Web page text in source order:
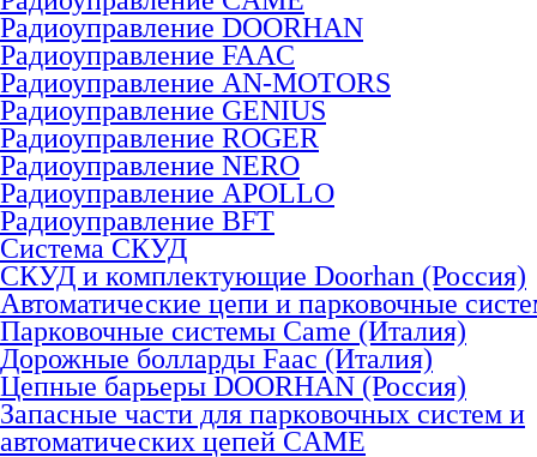
Радиоуправление DOORHAN
Радиоуправление FAAC
Радиоуправление AN-MOTORS
Радиоуправление GENIUS
Радиоуправление ROGER
Радиоуправление NERO
Радиоуправление APOLLO
Радиоуправление BFT
Система СКУД
СКУД и комплектующие Doorhan (Россия)
Автоматические цепи и парковочные
Парковочные системы Came (Италия)
Дорожные болларды Faac (Италия)
Цепные барьеры DOORHAN (Россия)
Запасные части для парковочных систем и
автоматических цепей CAME